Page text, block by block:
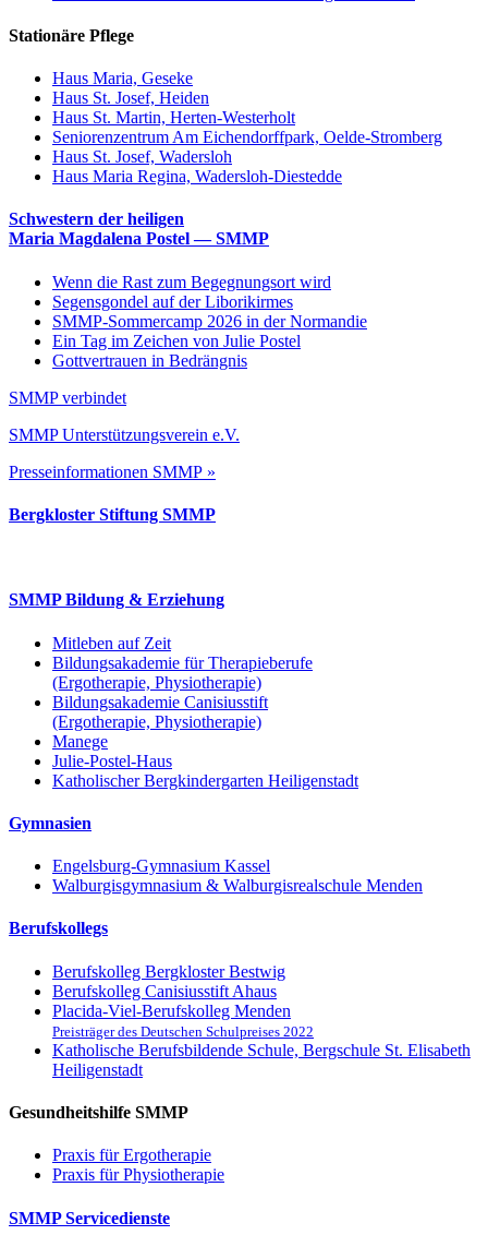
Stationäre Pflege
Haus Maria, Geseke
Haus St. Josef, Heiden
Haus St. Martin, Herten-Westerholt
Seniorenzentrum Am Eichendorffpark, Oelde-Stromberg
Haus St. Josef, Wadersloh
Haus Maria Regina, Wadersloh-Diestedde
Schwestern der heiligen
Maria Magdalena Postel — SMMP
Wenn die Rast zum Begegnungsort wird
Segensgondel auf der Liborikirmes
SMMP-Sommercamp 2026 in der Normandie
Ein Tag im Zeichen von Julie Postel
Gottvertrauen in Bedrängnis
SMMP verbindet
SMMP Unterstützungsverein e.V.
Presseinformationen SMMP »
Bergkloster Stiftung SMMP
SMMP Bildung & Erziehung
Mitleben auf Zeit
Bildungsakademie für Therapieberufe
(Ergotherapie, Physiotherapie)
Bildungsakademie Canisiusstift
(Ergotherapie, Physiotherapie)
Manege
Julie-Postel-Haus
Katholischer Bergkindergarten Heiligenstadt
Gymnasien
Engelsburg-Gymnasium Kassel
Walburgisgymnasium & Walburgisrealschule Menden
Berufskollegs
Berufskolleg Bergkloster Bestwig
Berufskolleg Canisiusstift Ahaus
Placida-Viel-Berufskolleg Menden
Preisträger des Deutschen Schulpreises 2022
Katholische Berufsbildende Schule, Bergschule St. Elisabeth
Heiligenstadt
Gesundheitshilfe SMMP
Praxis für Ergo­therapie
Praxis für Physio­therapie
SMMP Servicedienste